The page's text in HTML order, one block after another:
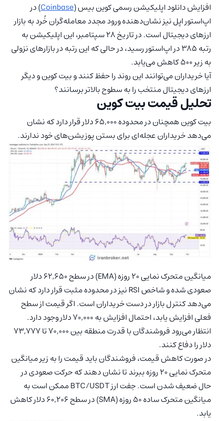
افزایش دانلود اپلیکیشن رسمی کوین بیس (Coinbase) در
اپ‌استور اپل نیز نشان‌دهنده ورود مجدد معامله‌گران خُرد به بازار
ارزهای دیجیتال است. در تاریخ 28 سپتامبر، این اپلیکیشن به
رتبه 385 در اپ‌استور رسید، در حالی که این رتبه در بازارهای نزولی
به زیر 500 کاهش می‌یابد.
آیا خریداران می‌توانند این روند را حفظ کنند و بیت‌ کوین و دیگر
ارزهای دیجیتال منتخب را به سطوح بالاتر برسانند؟
تحلیل قیمت بیت‌ کوین
بیت‌ کوین همچنان در محدوده 65,000 دلار قرار دارد که نشان
می‌دهد خریداران عجله‌ای برای بستن پوزیشن‌های خود ندارند.
میانگین متحرک نمایی 20 روزه (EMA) در سطح 62,650 دلار
صعودی شده و شاخص RSI نیز در محدوده مثبت قرار دارد که نشان
می‌دهد کنترل بازار در دست خریداران است. اگر قیمت از سطح
فعلی افزایش یابد، احتمال افزایش به 70,000 دلار وجود دارد.
انتظار می‌رود فروشندگان با قدرت منطقه بین 70,000 تا 73,777
دلار را دفاع کنند.
در صورت کاهش قیمت، فروشندگان باید قیمت را به زیر میانگین
متحرک نمایی 20 روزه ببرند تا نشان دهند که حرکت صعودی در
حال ضعیف شدن است. جفت ارز BTC/USDT ممکن است به
میانگین متحرک ساده 50 روزه (SMA) در سطح 60,206 دلار کاهش
یابد.